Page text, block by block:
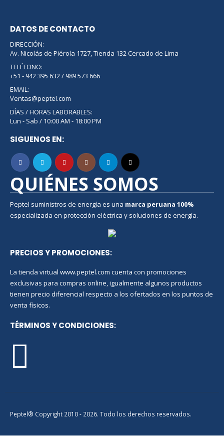
DATOS DE CONTACTO
DIRECCIÓN:
Av. Nicolás de Piérola 1727, Tienda 132 Cercado de Lima
TELÉFONO:
+51 - 942 395 632 / 989 573 666
EMAIL:
Ventas@peptel.com
DÍAS / HORAS LABORABLES:
Lun - Sab / 10:00 AM - 18:00 PM
SIGUENOS EN:
QUIÉNES SOMOS
Peptel suministros de energía es una marca peruana 100%
especializada en protección eléctrica y soluciones de energía.
PRECIOS Y PROMOCIONES:
La tienda virtual www.peptel.com cuenta con promociones
exclusivas para compras online, igualmente algunos productos
tienen precio diferencial respecto a los ofertados en los puntos de
venta físicos.
TÉRMINOS Y CONDICIONES:
Peptel® Copyright 2010 - 2026. Todo los derechos reservados.